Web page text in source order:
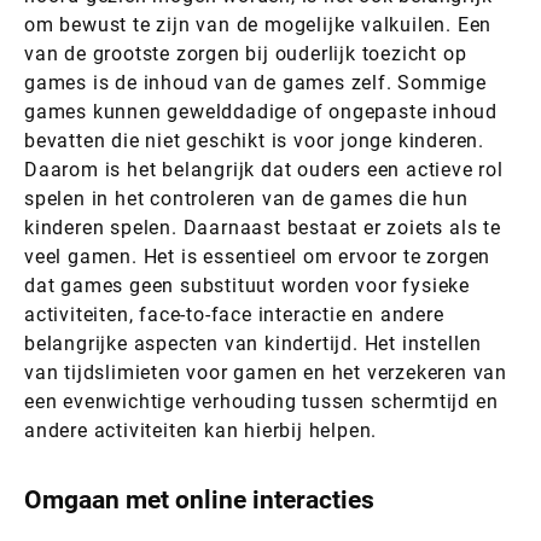
om bewust te zijn van de mogelijke valkuilen. Een
van de grootste zorgen bij ouderlijk toezicht op
games is de inhoud van de games zelf. Sommige
games kunnen gewelddadige of ongepaste inhoud
bevatten die niet geschikt is voor jonge kinderen.
Daarom is het belangrijk dat ouders een actieve rol
spelen in het controleren van de games die hun
kinderen spelen. Daarnaast bestaat er zoiets als te
veel gamen. Het is essentieel om ervoor te zorgen
dat games geen substituut worden voor fysieke
activiteiten, face-to-face interactie en andere
belangrijke aspecten van kindertijd. Het instellen
van tijdslimieten voor gamen en het verzekeren van
een evenwichtige verhouding tussen schermtijd en
andere activiteiten kan hierbij helpen.
Omgaan met online interacties